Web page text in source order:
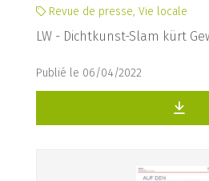
Revue de presse, Vie locale
LW - Dichtkunst-Slam kürt
Publié le 06/04/2022